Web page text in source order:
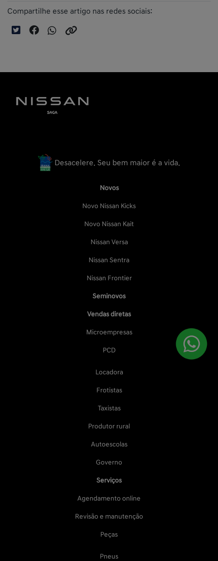
Compartilhe esse artigo nas redes sociais:
Desacelere. Seu bem maior é a vida.
Novos
Novo Nissan Kicks
Novo Nissan Kait
Nissan Versa
Nissan Sentra
Nissan Frontier
Seminovos
Vendas diretas
Microempresas
PCD
Locadora
Frotistas
Taxistas
Produtor rural
Autoescolas
Governo
Serviços
Agendamento online
Revisão e manutenção
Peças
Pneus